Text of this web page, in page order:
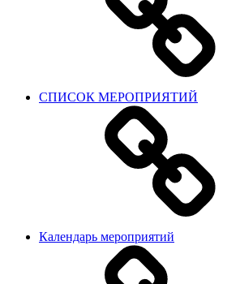
СПИСОК МЕРОПРИЯТИЙ
Календарь мероприятий